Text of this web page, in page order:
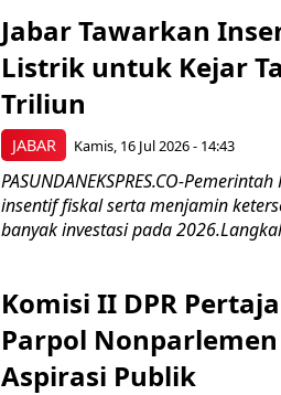
JABAR
Jabar Tawarkan
Listrik untuk Kejar
Triliun
Kamis, 16 Jul 2026 - 14:43
PASUNDANEKSPRES.CO-
insentif fiskal serta menjamin
banyak investasi pada
Komisi II DPR
Parpol
Aspirasi Publik